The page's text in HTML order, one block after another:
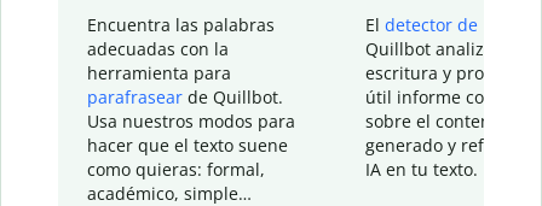
Encuentra las palabras
adecuadas con la
herramienta para
parafrasear de Quillbot.
Usa nuestros modos para
hacer que el texto suene
como quieras: formal,
académico, simple…
El detector de IA
Quillbot analiza tu
escritura y
útil informe con
sobre el contenido
generado y refinado
IA en tu texto.